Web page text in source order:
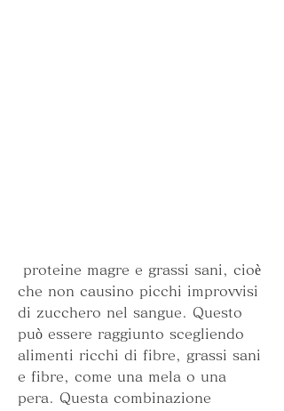
che non causino picchi improvvisi
di zucchero nel sangue. Questo
può essere raggiunto scegliendo
alimenti ricchi di fibre, grassi sani
e fibre, come una mela o una
pera. Questa combinazione